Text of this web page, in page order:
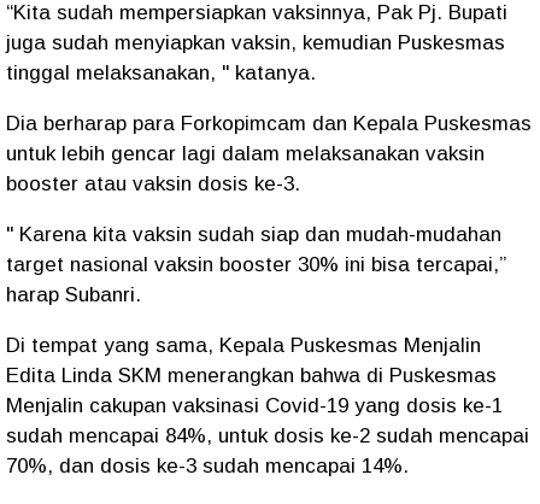
“Kita sudah mempersiapkan vaksinnya, Pak Pj. Bupati
juga sudah menyiapkan vaksin, kemudian Puskesmas
tinggal melaksanakan, " katanya.
Dia berharap para Forkopimcam dan Kepala Puskesmas
untuk lebih gencar lagi dalam melaksanakan vaksin
booster atau vaksin dosis ke-3.
" Karena kita vaksin sudah siap dan mudah-mudahan
target nasional vaksin booster 30% ini bisa tercapai,”
harap Subanri.
Di tempat yang sama, Kepala Puskesmas Menjalin
Edita Linda SKM menerangkan bahwa di Puskesmas
Menjalin cakupan vaksinasi Covid-19 yang dosis ke-1
sudah mencapai 84%, untuk dosis ke-2 sudah mencapai
70%, dan dosis ke-3 sudah mencapai 14%.